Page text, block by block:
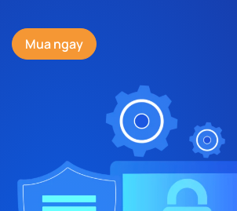
Mua ngay